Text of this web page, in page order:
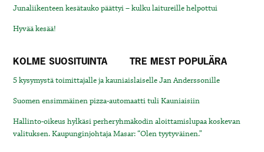
Junaliikenteen kesätauko päättyi – kulku laitureille helpottui
Hyvää kesää!
KOLME SUOSITUINTA TRE MEST POPULÄRA
5 kysymystä toimittajalle ja kauniaislaiselle Jan Anderssonille
Suomen ensimmäinen pizza-automaatti tuli Kauniaisiin
Hallinto-oikeus hylkäsi perheryhmäkodin aloittamislupaa koskevan
valituksen. Kaupunginjohtaja Masar: “Olen tyytyväinen.”